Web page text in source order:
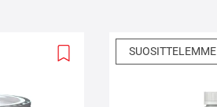
Add
SUOSITTELEMME